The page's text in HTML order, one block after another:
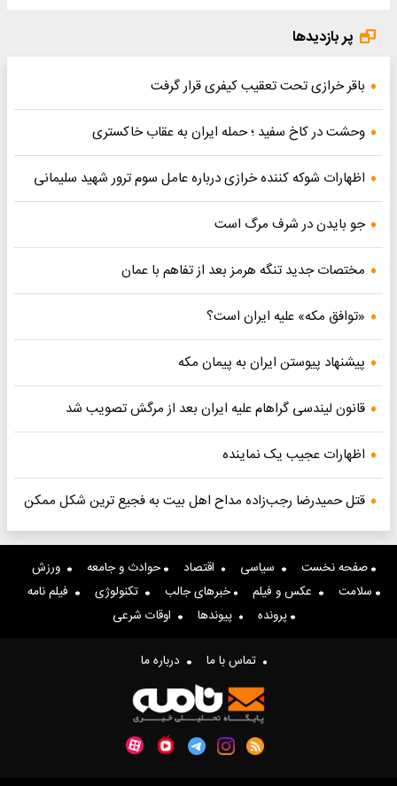
پر بازدیدها
باقر خرازی تحت تعقیب کیفری قرار گرفت
وحشت در کاخ سفید ؛ حمله ایران به عقاب خاکستری
اظهارات شوکه کننده خرازی درباره عامل سوم ترور شهید سلیمانی
جو بایدن در شرف مرگ است
مختصات جدید تنگه هرمز بعد از تفاهم با عمان
«توافق مکه» علیه ایران است؟
پیشنهاد پیوستن ایران به پیمان مکه
قانون لیندسی گراهام علیه ایران بعد از مرگش تصویب شد
اظهارات عجیب یک نماینده
قتل حمیدرضا رجب‌زاده مداح اهل بیت به فجیع ترین شکل ممکن
صفحه نخست سیاسی اقتصاد حوادث و جامعه
ورزش
سلامت
عکس و فیلم خبرهای جالب تکنولوژی
فیلم نامه
پرونده
پیوندها اوقات شرعی
تماس با ما درباره ما